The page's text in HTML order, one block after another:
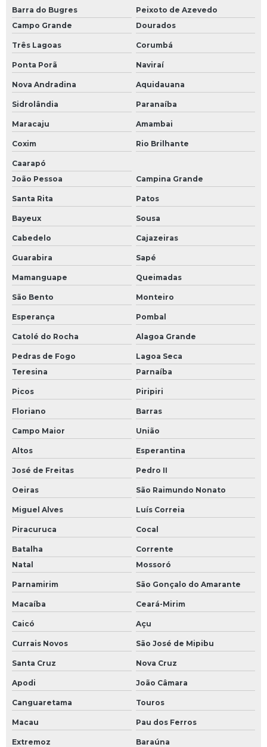
Barra do Bugres
Peixoto de Azevedo
Campo Grande
Dourados
Três Lagoas Corumbá
Ponta Porã Naviraí
Nova Andradina Aquidauana
Sidrolândia Paranaíba
Maracaju Amambai
Coxim Rio Brilhante
Caarapó
João Pessoa
Campina Grande
Santa Rita Patos
Bayeux Sousa
Cabedelo Cajazeiras
Guarabira Sapé
Mamanguape Queimadas
São Bento Monteiro
Esperança Pombal
Catolé do Rocha Alagoa Grande
Pedras de Fogo
Lagoa Seca
Teresina
Parnaíba
Picos Piripiri
Floriano Barras
Campo Maior União
Altos Esperantina
José de Freitas Pedro II
Oeiras São Raimundo Nonato
Miguel Alves Luís Correia
Piracuruca Cocal
Batalha
Corrente
Natal
Mossoró
Parnamirim São Gonçalo do Amarante
Macaíba Ceará-Mirim
Caicó Açu
Currais Novos São José de Mipibu
Santa Cruz Nova Cruz
Apodi João Câmara
Canguaretama Touros
Macau Pau dos Ferros
Extremoz
Baraúna